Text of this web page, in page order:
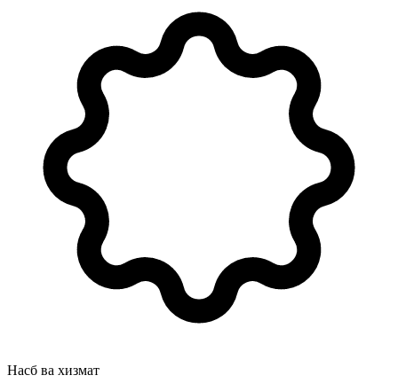
Насб ва хизмат